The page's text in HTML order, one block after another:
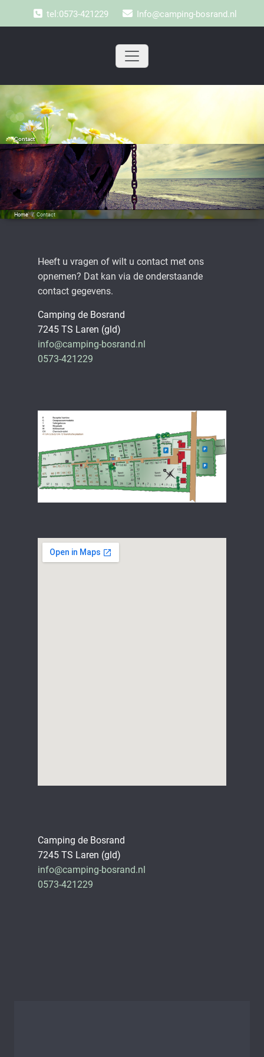
inhoud
tel:0573-421229 Info@camping-bosrand.nl
Contact
Home/ Contact
Heeft u vragen of wilt u contact met ons
opnemen? Dat kan via de onderstaande
contact gegevens.
Camping de Bosrand
7245 TS Laren (gld)
info@camping-bosrand.nl
0573-421229
Camping de Bosrand
7245 TS Laren (gld)
info@camping-bosrand.nl
0573-421229